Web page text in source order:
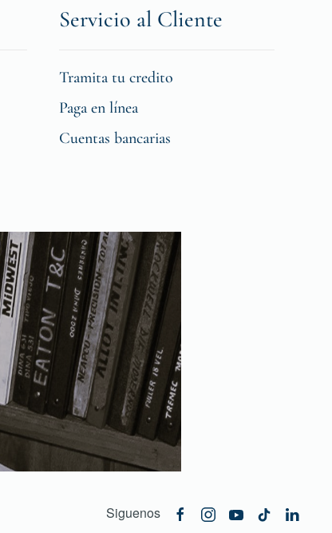
Servicio al Cliente
Tramita tu credito
Paga en línea
Cuentas bancarias
Siguenos